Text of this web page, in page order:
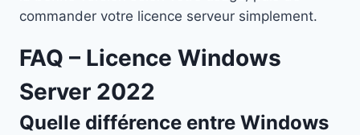
commander votre licence serveur simplement.
FAQ – Licence Windows
Server 2022
Quelle différence entre Windows